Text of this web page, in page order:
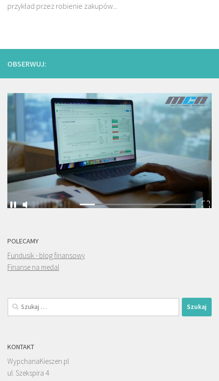
przykład przez robienie zakupów...
OBSERWUJ:
POLECAMY
Fundusik - blog finansowy
Finanse na medal
Szukaj:
KONTAKT
WypchanaKieszen.pl
ul. Szekspira 4